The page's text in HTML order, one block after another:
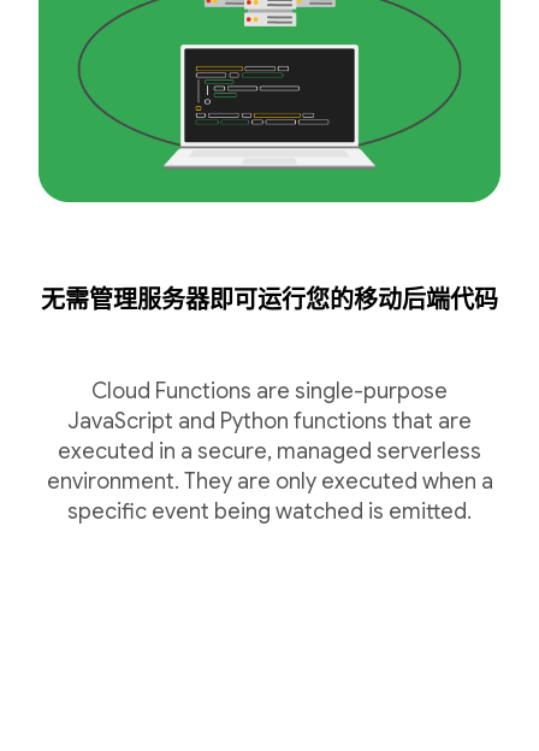
无需管理服务器即可运行您的移动后端代码
Cloud Functions are single-purpose
JavaScript and Python functions that are
executed in a secure, managed serverless
environment. They are only executed when a
specific event being watched is emitted.